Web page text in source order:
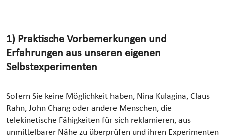
1) Praktische Vorbemerkungen und
Erfahrungen aus unseren eigenen
Selbstexperimenten
Sofern Sie keine Möglichkeit haben, Nina Kulagina, Claus
Rahn, John Chang oder andere Menschen, die
telekinetische Fähigkeiten für sich reklamieren, aus
unmittelbarer Nähe zu überprüfen und ihren Experimenten